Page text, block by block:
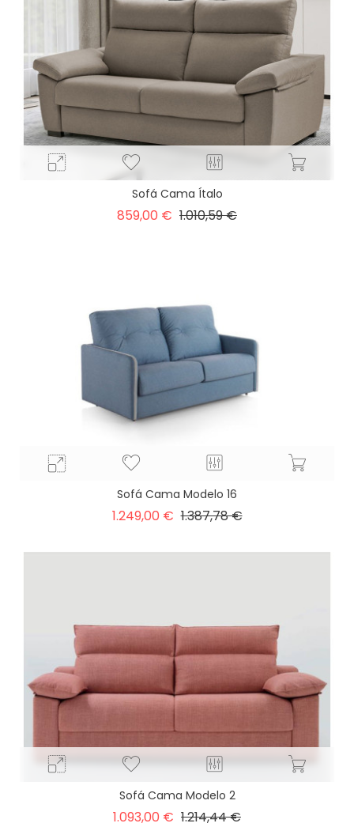
Sofá Cama Ítalo
859,00 € Precio
1.010,59 €Precio
Sofá Cama Modelo 16
1.249,00 € Precio
1.387,78 €Precio
Sofá Cama Modelo 2
1.093,00 € Precio
1.214,44 €Precio